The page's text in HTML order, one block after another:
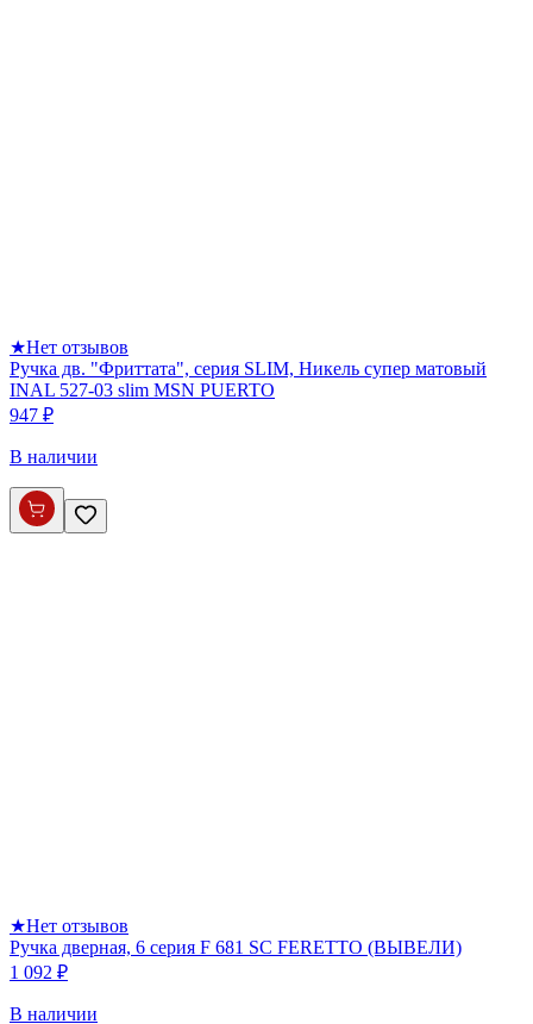
★Нет отзывов
Ручка дв. "Фриттата", серия SLIM, Никель супер матовый
INAL 527-03 slim MSN PUERTO
947 ₽
В наличии
★Нет отзывов
Ручка дверная, 6 серия F 681 SC FERETTO (ВЫВЕЛИ)
1 092 ₽
В наличии